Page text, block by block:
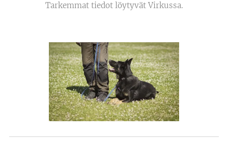
Tarkemmat tiedot löytyvät Virkussa.